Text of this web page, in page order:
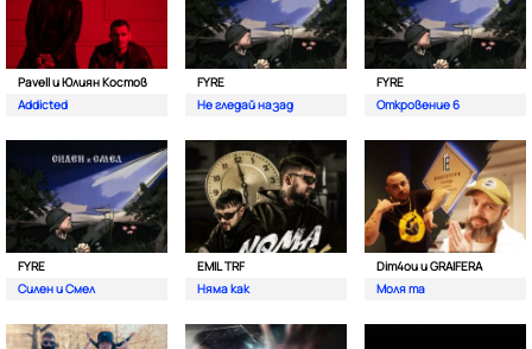
Pavell и Юлиян Костов
Addicted
FYRE
Не гледай назад
FYRE
Откровение 6
FYRE
Силен и Смел
EMIL TRF
Няма как
Dim4ou и GRAIFERA
Моля та